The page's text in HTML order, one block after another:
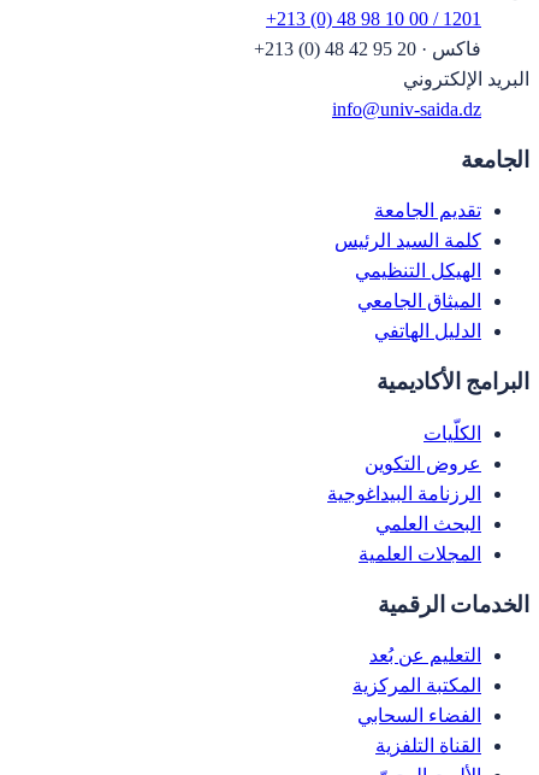
+213 (0) 48 98 10 00 / 1201
فاكس ·
+213 (0) 48 42 95 20
البريد الإلكتروني
info@univ-saida.dz
الجامعة
تقديم الجامعة
كلمة السيد الرئيس
الهيكل التنظيمي
الميثاق الجامعي
الدليل الهاتفي
البرامج الأكاديمية
الكلّيات
عروض التكوين
الرزنامة البيداغوجية
البحث العلمي
المجلات العلمية
الخدمات الرقمية
التعليم عن بُعد
المكتبة المركزية
الفضاء السحابي
القناة التلفزية